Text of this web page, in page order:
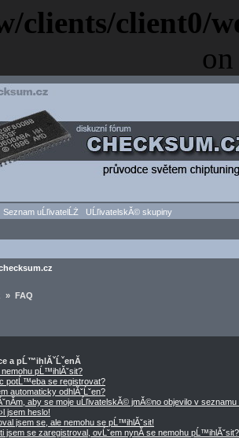
clients/client0/
Seznam uĹľivatelĹŻ UĹľivatelskĂ© skupiny
» FAQ
a pĹ™ihlĂˇĹˇenĂ­
nemohu pĹ™ihlĂˇsit?
potĹ™eba se registrovat?
automaticky odhlĂˇĹˇen?
aby se moje uĹľivatelskĂ© jmĂ©no objevilo v seznamu
jsem heslo!
jsem se, ale nemohu se pĹ™ihlĂˇsit!
jsem se zaregistroval, ovĹˇem nynĂ­ se nemohu